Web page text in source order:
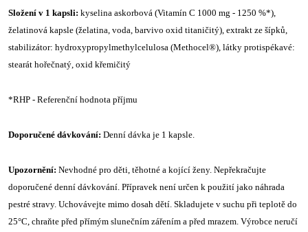
Složení v 1 kapsli: kyselina askorbová (Vitamín C 1000 mg - 1250 %*),
želatinová kapsle (želatina, voda, barvivo oxid titaničitý), extrakt ze šípků,
stabilizátor: hydroxypropylmethylcelulosa (Methocel®), látky protispékavé:
stearát hořečnatý, oxid křemičitý
*RHP - Referenční hodnota příjmu
Doporučené dávkování: Denní dávka je 1 kapsle.
Upozornění: Nevhodné pro děti, těhotné a kojící ženy. Nepřekračujte
doporučené denní dávkování. Přípravek není určen k použití jako náhrada
pestré stravy. Uchovávejte mimo dosah dětí. Skladujete v suchu při teplotě do
25°C, chraňte před přímým slunečním zářením a před mrazem. Výrobce neručí